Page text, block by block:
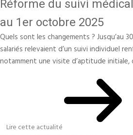
Réforme du suivi
au 1er octobre 2025
Quels sont les changements ? Jusqu’au
salariés relevaient d’un suivi individuel
notamment une visite d’aptitude
Lire cette actualité